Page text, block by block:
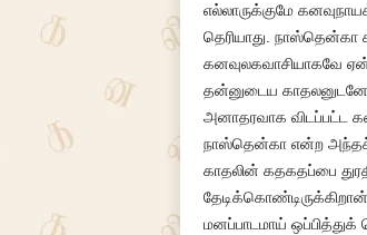
எல்லாருக்குமே
தெரியாது. நாஸ்தென்கா
கனவுலகவாசியாகவே
தன்னுடைய காதலனுடனே
அனாதரவாக விடப்பட்ட
நாஸ்தென்கா என்ற அந்தச்
காதலின் கதகதப்பை
மனப்பாடமாய்